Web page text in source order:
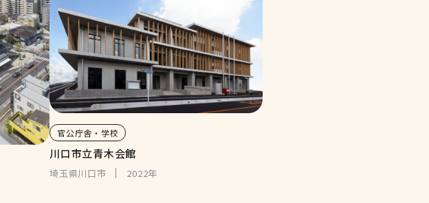
官公庁舎・学校
川口市立青木会館
埼玉県川口市 2022年